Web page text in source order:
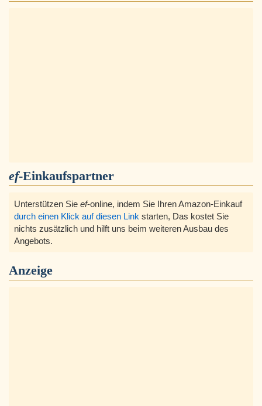
ef-Einkaufspartner
Unterstützen Sie ef-online, indem Sie Ihren Amazon-Einkauf
durch einen Klick auf diesen Link starten, Das kostet Sie
nichts zusätzlich und hilft uns beim weiteren Ausbau des
Angebots.
Anzeige